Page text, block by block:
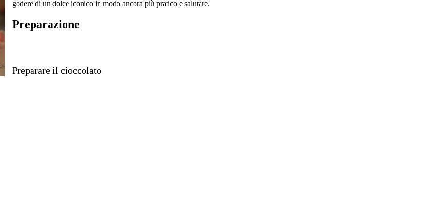
godere di un dolce iconico in modo ancora più pratico e salutare.
Preparazione
Preparare il cioccolato